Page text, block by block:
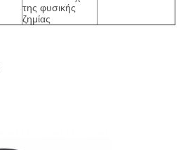
της φυσικής
ζημίας